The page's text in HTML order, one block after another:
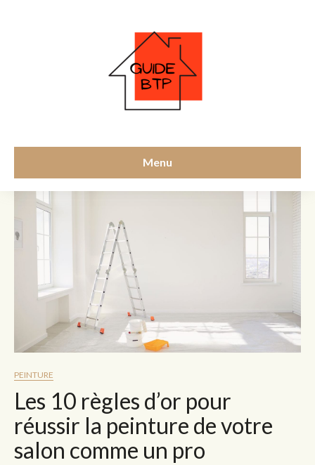
Menu
règle
PEINTURE
Les 10 règles d’or pour
réussir la peinture de votre
salon comme un pro